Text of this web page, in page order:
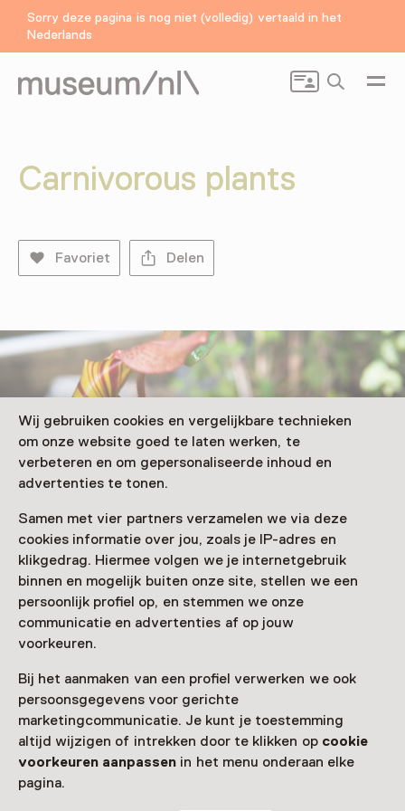
Sorry deze pagina is nog niet (volledig) vertaald in het
Nederlands
Wij gebruiken cookies en vergelijkbare technieken
om onze website goed te laten werken, te
verbeteren en om gepersonaliseerde inhoud en
advertenties te tonen.
Samen met vier partners verzamelen we via deze
cookies informatie over jou, zoals je IP-adres en
klikgedrag. Hiermee volgen we je internetgebruik
binnen en mogelijk buiten onze site, stellen we een
persoonlijk profiel op, en stemmen we onze
communicatie en advertenties af op jouw
voorkeuren.
Bij het aanmaken van een profiel verwerken we ook
persoonsgegevens voor gerichte
marketingcommunicatie. Je kunt je toestemming
altijd wijzigen of intrekken door te klikken op cookie
voorkeuren aanpassen in het menu onderaan elke
pagina.
Zoeken
Carnivorous plants
Favoriet Delen
Carnivorous plantsIn the Tropical Glasshouses and
in the Winter Garden, all kinds of carnivorous plants
are on display, such as this hanging pitcher plant
(Nepenthes)
(Nepenthes) that grow mainly in tropical Asia, but also
in the areas around it. They are sometimes extremely
rare and endangered. With us, they only do well in the
tropical glasshouses, where we grow about 250 plants,
all with different cups. The catch cups are treacherous
traps with a slippery edge, from which an insect once